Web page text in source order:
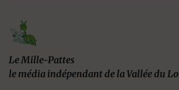
Le Mille-Pattes
le média indépendant de la Vallée du